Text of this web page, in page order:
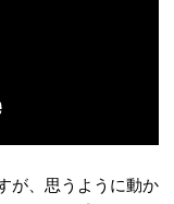
が、思うように動か